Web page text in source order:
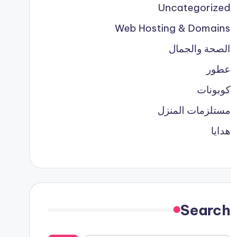
Uncategorized
Web Hosting & Domains
الصحة والجمال
عطور
كوبونات
مستلزمات المنزل
هدايا
Search